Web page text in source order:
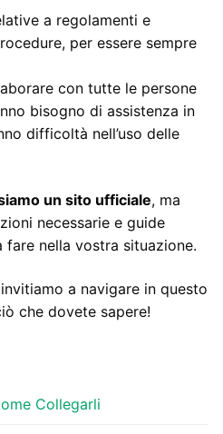
a regolamenti e
per essere sempre
con tutte le persone
bisogno di assistenza in
difficoltà nell’uso delle
un sito ufficiale, ma
necessarie e guide
fare nella vostra situazione.
a navigare in questo
che dovete sapere!
Collegarli